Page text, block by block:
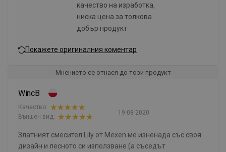
качество на изработка,
ниска цена за толкова
добър продукт
Покажете оригиналния коментар
Мнението се отнася до този продукт
WincB
19-08-2020
Качество:
Външен вид:
Златният смесител Lily от Mexen ме изненада със своя
дизайн и лесното си използване (а съседът